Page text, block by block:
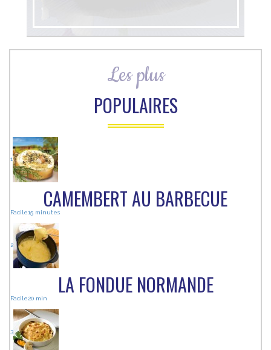
Les plus
POPULAIRES
1
CAMEMBERT AU BARBECUE
Facile15 minutes
2
LA FONDUE NORMANDE
Facile20 min
3